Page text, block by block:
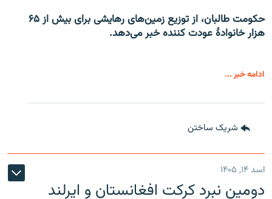
حکومت طالبان، از توزیع زمین‌های رهایشی برای بیش از ۶۵
هزار خانوادۀ عودت کننده خبر می‌دهد.
ادامه خبر ...
شریک ساختن
اسد ۱۴, ۱۴۰۵
دومین نبرد کرکت افغانستان و ایرلند